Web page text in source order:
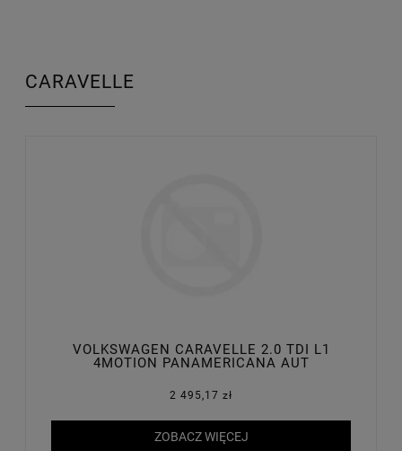
CARAVELLE
VOLKSWAGEN CARAVELLE 2.0 TDI L1
4MOTION PANAMERICANA AUT
2 495,17 zł
ZOBACZ WIĘCEJ